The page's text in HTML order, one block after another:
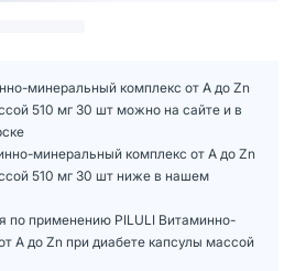
минеральный комплекс от А до Zn
510 мг 30 шт можно на сайте и в
минеральный комплекс от А до Zn
510 мг 30 шт ниже в нашем
по применению PILULI Витаминно-
А до Zn при диабете капсулы массой